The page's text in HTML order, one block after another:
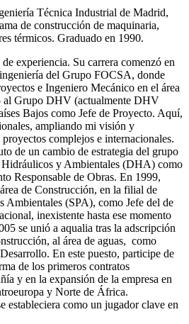
Técnica Industrial de Madrid,
de construcción de maquinaria,
térmicos. Graduado en 1990.
experiencia. Su carrera comenzó en
del Grupo FOCSA, donde
e Ingeniero Mecánico en el área
al Grupo DHV (actualmente DHV
Bajos como Jefe de Proyecto. Aquí,
ampliando mi visión y
complejos e internacionales.
de un cambio de estrategia del grupo
y Ambientales (DHA) como
Responsable de Obras. En 1999,
de Construcción, en la filial de
Ambientales (SPA), como Jefe del de
inexistente hasta ese momento
se unió a aqualia tras la adscripción
al área de aguas, como
En este puesto, participe de
de los primeros contratos
y en la expansión de la empresa en
y Norte de África.
estableciera como un jugador clave en